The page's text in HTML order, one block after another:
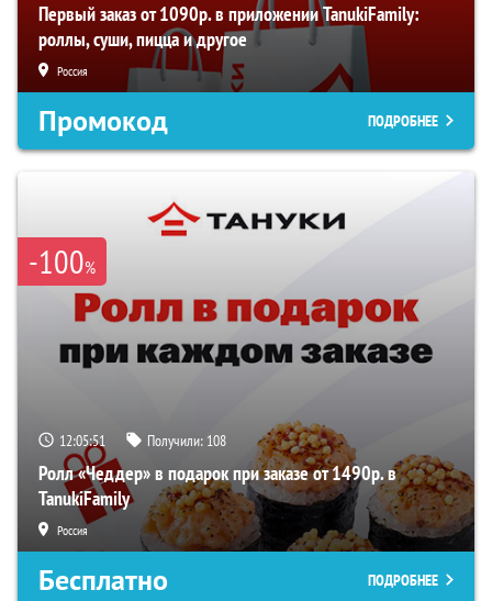
Первый заказ от 1090р. в приложении TanukiFamily:
роллы, суши, пицца и другое
Россия
Промокод ПОДРОБНЕЕ
-100%
12:05:51 Получили: 108
Ролл «Чеддер» в подарок при заказе от 1490р. в
TanukiFamily
Россия
Бесплатно ПОДРОБНЕЕ